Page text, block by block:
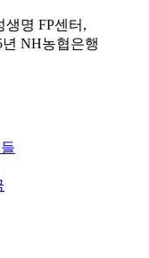
생명 FP센터,
NH농협은행